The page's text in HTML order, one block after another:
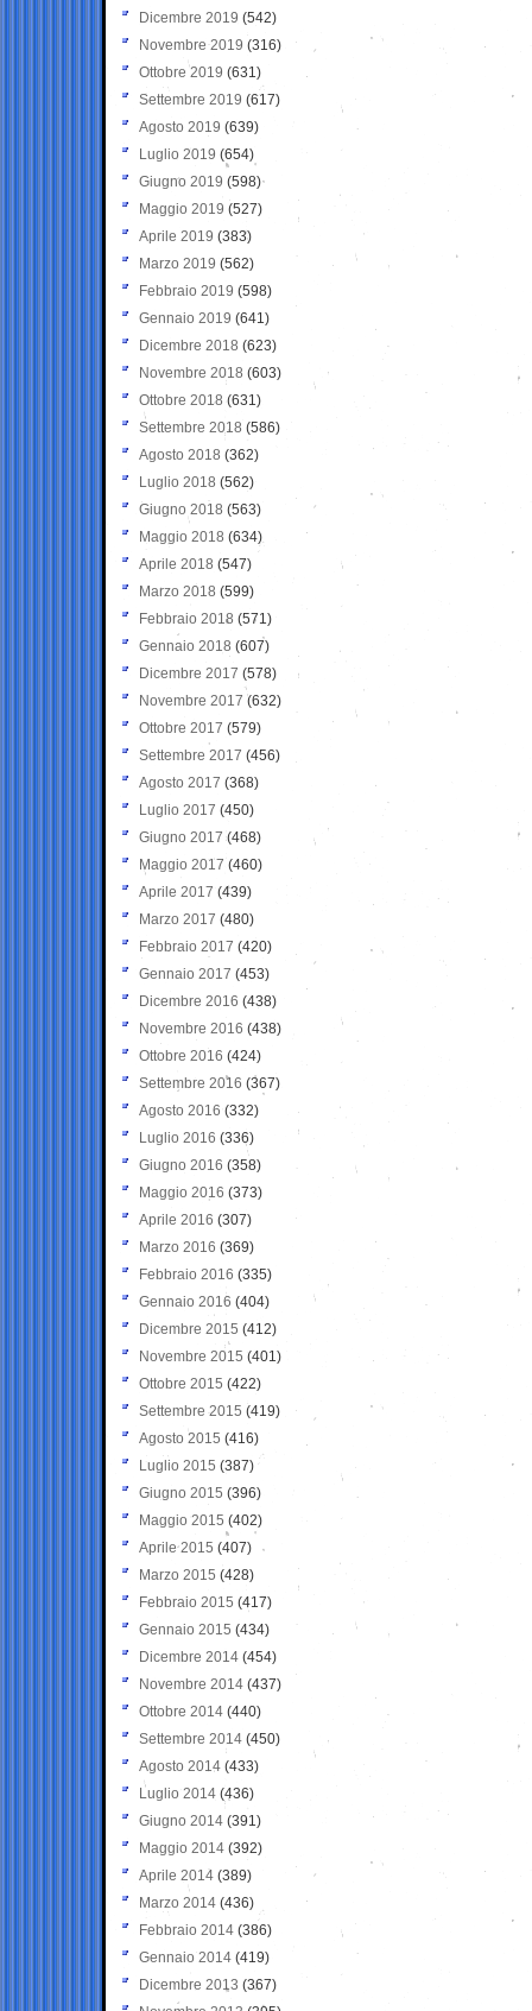
Dicembre 2019 (542)
Novembre 2019 (316)
Ottobre 2019 (631)
Settembre 2019 (617)
Agosto 2019 (639)
Luglio 2019 (654)
Giugno 2019 (598)
Maggio 2019 (527)
Aprile 2019 (383)
Marzo 2019 (562)
Febbraio 2019 (598)
Gennaio 2019 (641)
Dicembre 2018 (623)
Novembre 2018 (603)
Ottobre 2018 (631)
Settembre 2018 (586)
Agosto 2018 (362)
Luglio 2018 (562)
Giugno 2018 (563)
Maggio 2018 (634)
Aprile 2018 (547)
Marzo 2018 (599)
Febbraio 2018 (571)
Gennaio 2018 (607)
Dicembre 2017 (578)
Novembre 2017 (632)
Ottobre 2017 (579)
Settembre 2017 (456)
Agosto 2017 (368)
Luglio 2017 (450)
Giugno 2017 (468)
Maggio 2017 (460)
Aprile 2017 (439)
Marzo 2017 (480)
Febbraio 2017 (420)
Gennaio 2017 (453)
Dicembre 2016 (438)
Novembre 2016 (438)
Ottobre 2016 (424)
Settembre 2016 (367)
Agosto 2016 (332)
Luglio 2016 (336)
Giugno 2016 (358)
Maggio 2016 (373)
Aprile 2016 (307)
Marzo 2016 (369)
Febbraio 2016 (335)
Gennaio 2016 (404)
Dicembre 2015 (412)
Novembre 2015 (401)
Ottobre 2015 (422)
Settembre 2015 (419)
Agosto 2015 (416)
Luglio 2015 (387)
Giugno 2015 (396)
Maggio 2015 (402)
Aprile 2015 (407)
Marzo 2015 (428)
Febbraio 2015 (417)
Gennaio 2015 (434)
Dicembre 2014 (454)
Novembre 2014 (437)
Ottobre 2014 (440)
Settembre 2014 (450)
Agosto 2014 (433)
Luglio 2014 (436)
Giugno 2014 (391)
Maggio 2014 (392)
Aprile 2014 (389)
Marzo 2014 (436)
Febbraio 2014 (386)
Gennaio 2014 (419)
Dicembre 2013 (367)